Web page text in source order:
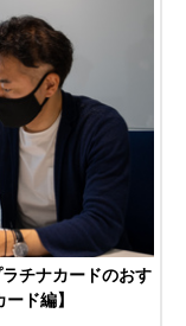
チナカードのおす
ド編】